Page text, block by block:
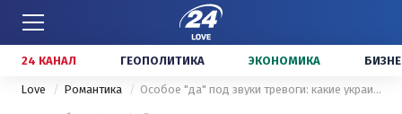
24 КАНАЛ ГЕОПОЛИТИКА ЭКОНОМИКА
Love Романтика Особое "да" под звуки тревоги: какие украинские звезды обручились в 2023 году